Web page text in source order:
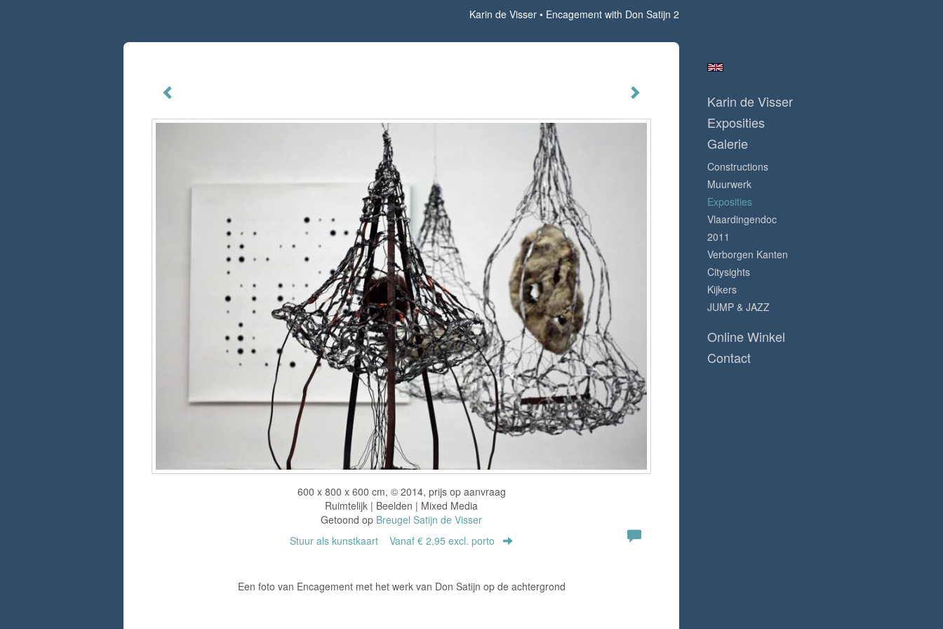
Karin de Visser Encagement with Don Satijn 2
600 x 800 x 600 cm, © 2014, prijs op aanvraag
Ruimtelijk | Beelden | Mixed Media
Getoond op Breugel Satijn de Visser
Stuur als kunstkaart Vanaf € 2,95 excl. porto
Een foto van Encagement met het werk van Don Satijn op de achtergrond
Karin de Visser
Exposities
Galerie
Constructions
Muurwerk
Exposities
Vlaardingendoc
2011
Verborgen Kanten
Citysights
Kijkers
JUMP & JAZZ
Online Winkel
Contact